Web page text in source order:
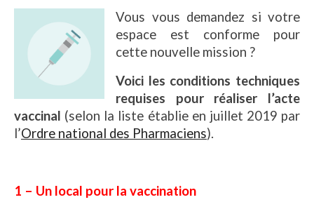
Vous vous demandez si votre
espace est conforme pour
cette nouvelle mission ?
Voici les conditions techniques
requises pour réaliser l’acte
vaccinal (selon la liste établie en juillet 2019 par
l’Ordre national des Pharmaciens).
1 – Un local pour la vaccination